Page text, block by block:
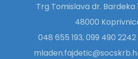
Trg Tomislava dr. Bardeka
48000
048 655 193, 099 490